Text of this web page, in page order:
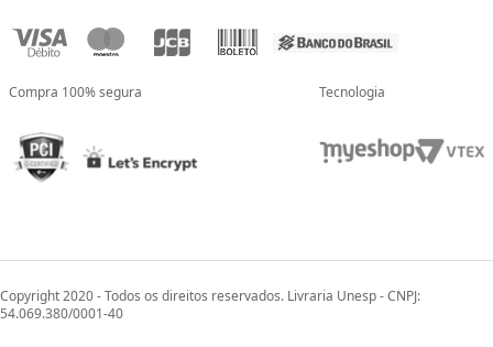
Compra 100% segura Tecnologia
Copyright 2020 - Todos os direitos reservados. Livraria Unesp - CNPJ:
54.069.380/0001-40